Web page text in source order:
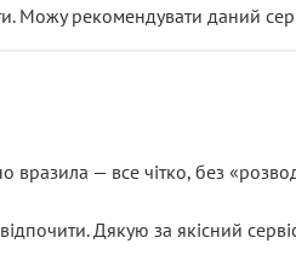
Можу рекомендувати даний
— все чітко, без
Дякую за якісний